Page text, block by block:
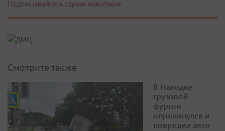
Подписывайтесь одним нажатием!
Смотрите также
В Находке
грузовой
фургон
опрокинулся и
повредил авто